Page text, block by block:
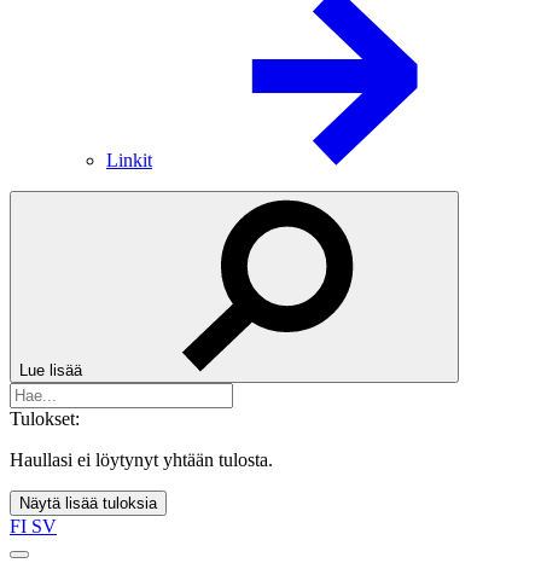
Linkit
Lue lisää
Tulokset:
Haullasi ei löytynyt yhtään tulosta.
Näytä lisää tuloksia
FI SV